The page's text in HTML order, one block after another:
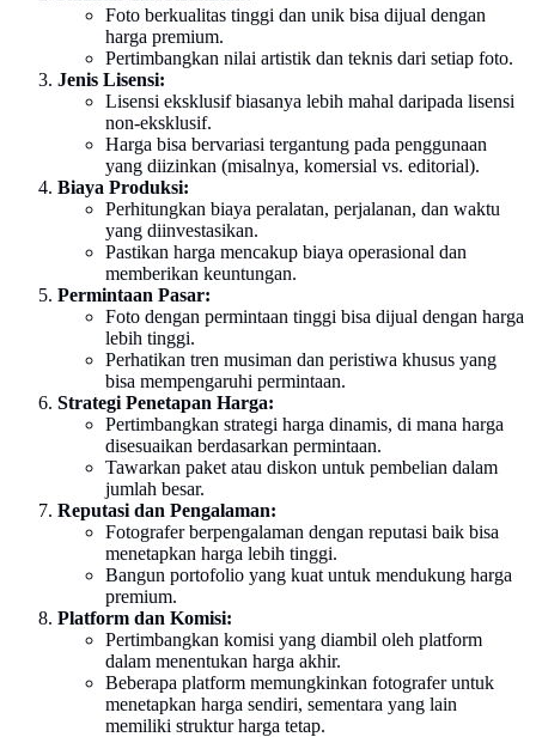
Foto berkualitas tinggi dan unik bisa dijual dengan
harga premium.
Pertimbangkan nilai artistik dan teknis dari setiap foto.
Jenis Lisensi:
Lisensi eksklusif biasanya lebih mahal daripada lisensi
non-eksklusif.
Harga bisa bervariasi tergantung pada penggunaan
yang diizinkan (misalnya, komersial vs. editorial).
Biaya Produksi:
Perhitungkan biaya peralatan, perjalanan, dan waktu
yang diinvestasikan.
Pastikan harga mencakup biaya operasional dan
memberikan keuntungan.
Permintaan Pasar:
Foto dengan permintaan tinggi bisa dijual dengan harga
lebih tinggi.
Perhatikan tren musiman dan peristiwa khusus yang
bisa mempengaruhi permintaan.
Strategi Penetapan Harga:
Pertimbangkan strategi harga dinamis, di mana harga
disesuaikan berdasarkan permintaan.
Tawarkan paket atau diskon untuk pembelian dalam
jumlah besar.
Reputasi dan Pengalaman:
Fotografer berpengalaman dengan reputasi baik bisa
menetapkan harga lebih tinggi.
Bangun portofolio yang kuat untuk mendukung harga
premium.
Platform dan Komisi:
Pertimbangkan komisi yang diambil oleh platform
dalam menentukan harga akhir.
Beberapa platform memungkinkan fotografer untuk
menetapkan harga sendiri, sementara yang lain
memiliki struktur harga tetap.